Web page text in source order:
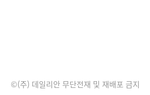
©(주) 데일리안 무단전재 및 재배포 금지